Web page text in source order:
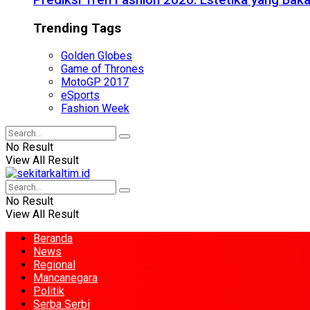
Trending Tags
Golden Globes
Game of Thrones
MotoGP 2017
eSports
Fashion Week
No Result
View All Result
No Result
View All Result
Beranda
News
Regional
Mancanegara
Politik
Serba Serbi